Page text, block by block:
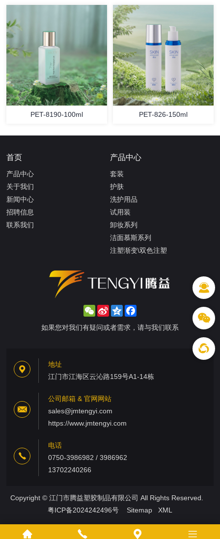
PET-8190-100ml PET-826-150ml
首页
产品中心
关于我们
新闻中心
招聘信息
联系我们
产品中心
套装
护肤
洗护用品
试用装
卸妆系列
洁面慕斯系列
注塑渐变\双色注塑
WeChat
Sina
Weibo
Qzone
如果您对我们有疑问或者需求，请与我们联系
地址
江门市江海区云沁路159号A1-14栋
公司邮箱 & 官网网站
sales@jmtengyi.com
https://www.jmtengyi.com
电话
0750-3986982 / 3986962
13702240266
Copyright © 江门市腾益塑胶制品有限公司 All Rights Reserved.
粤ICP备2024242496号
Sitemap XML